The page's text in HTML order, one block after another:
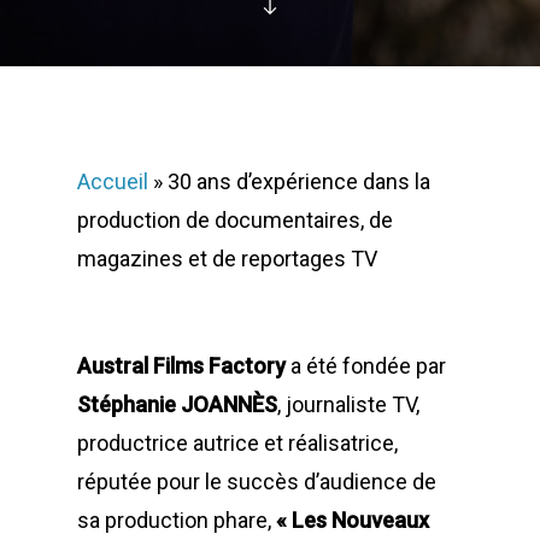
Accueil » 30 ans d’expérience dans la
production de documentaires, de
magazines et de reportages TV
Austral Films Factorya été fondée par
Stéphanie JOANNÈS, journaliste TV,
productrice autrice et réalisatrice,
réputée pour le succès d’audience de
sa production phare,« Les Nouveaux